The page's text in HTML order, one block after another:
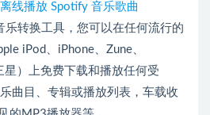
线播放 Spotify 音乐歌曲
乐转换工具，您可以在任何流行的
iPod、iPhone、Zune、
星）上免费下载和播放任何受
曲目、专辑或播放列表，车载收